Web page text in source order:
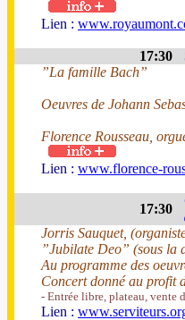
Lien :
17:30
”La famille Bach”
Oeuvres de Johann
Florence Rousseau,
Lien : www.florence-
17:30
Jorris Sauquet,
”Jubilate Deo” (sous la
Au programme des
Concert donné au profit
- Entrée libre, plateau, vente
Lien :